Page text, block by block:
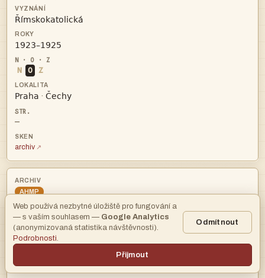


N O Z
 · 
—
archiv
AHMP



Web používá nezbytné úložiště pro fungování a
— s vaším souhlasem — Google Analytics
(anonymizovaná statistika návštěvnosti).
Podrobnosti.
Odmítnout
Přijmout